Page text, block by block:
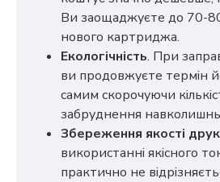
Ви заощаджуєте до 70-
нового картриджа.
Екологічність. При
ви продовжуєте термін
самим скорочуючи
забруднення
Збереження якості
використанні якісного
практично не